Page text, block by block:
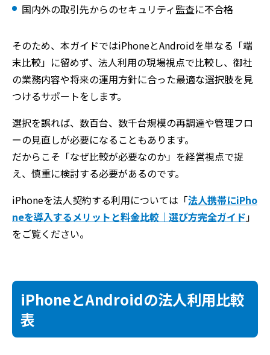
国内外の取引先からのセキュリティ監査に不合格
そのため、本ガイドではiPhoneとAndroidを単なる「端
末比較」に留めず、法人利用の現場視点で比較し、御社
の業務内容や将来の運用方針に合った最適な選択肢を見
つけるサポートをします。
選択を誤れば、数百台、数千台規模の再調達や管理フロ
ーの見直しが必要になることもあります。
だからこそ「なぜ比較が必要なのか」を経営視点で捉
え、慎重に検討する必要があるのです。
iPhoneを法人契約する利用については「法人携帯にiPho
neを導入するメリットと料金比較｜選び方完全ガイド」
をご覧ください。
iPhoneとAndroidの法人利用比較
表